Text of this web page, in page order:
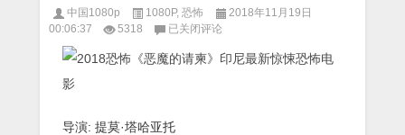
中国1080p 1080P, 恐怖
2018年11月19日
00:06:37
5318
2018
怖
请
已关闭评论
导演: 提莫·塔哈亚托